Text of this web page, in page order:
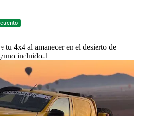
tu 4x4 al amanecer en el desierto de
incluido-1